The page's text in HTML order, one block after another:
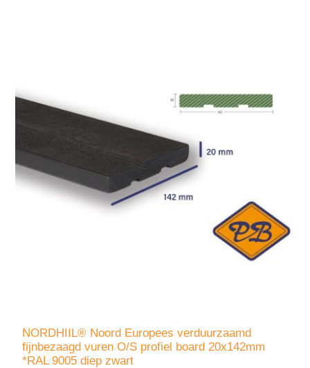
NORDHIIL® Noord Europees verduurzaamd
fijnbezaagd vuren O/S profiel board 20x142mm
*RAL 9005 diep zwart